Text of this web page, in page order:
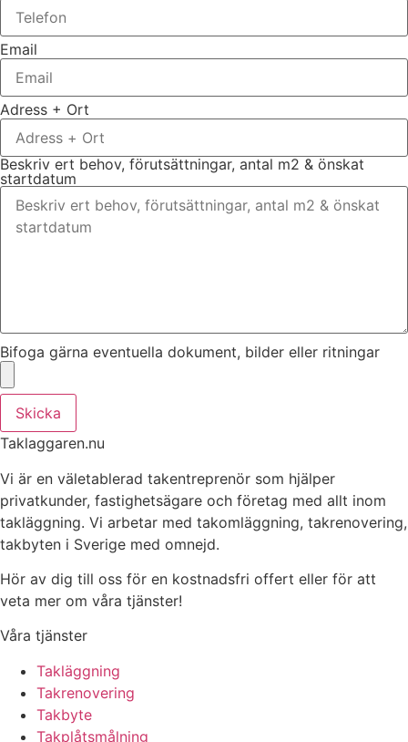
Email
Adress + Ort
Beskriv ert behov, förutsättningar, antal m2 & önskat
startdatum
Bifoga gärna eventuella dokument, bilder eller ritningar
Skicka
Taklaggaren.nu
Vi är en väletablerad takentreprenör som hjälper
privatkunder, fastighetsägare och företag med allt inom
takläggning. Vi arbetar med takomläggning, takrenovering,
takbyten i Sverige med omnejd.
Hör av dig till oss för en kostnadsfri offert eller för att
veta mer om våra tjänster!
Våra tjänster
Takläggning
Takrenovering
Takbyte
Takplåtsmålning